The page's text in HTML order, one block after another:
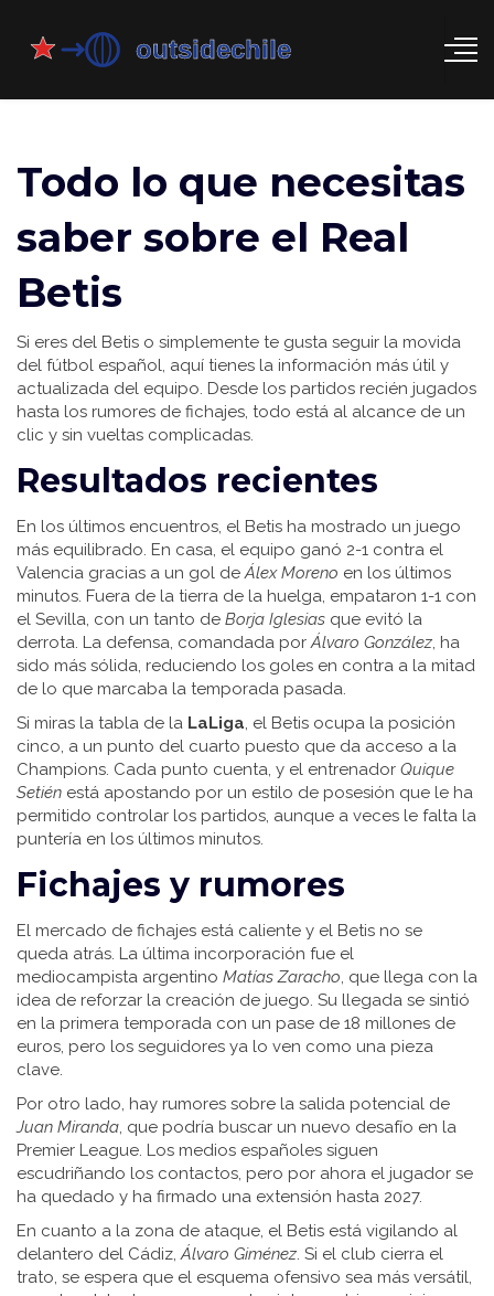
Todo lo que necesitas
saber sobre el Real
Betis
Si eres del Betis o simplemente te gusta seguir la movida
del fútbol español, aquí tienes la información más útil y
actualizada del equipo. Desde los partidos recién jugados
hasta los rumores de fichajes, todo está al alcance de un
clic y sin vueltas complicadas.
Resultados recientes
En los últimos encuentros, el Betis ha mostrado un juego
más equilibrado. En casa, el equipo ganó 2-1 contra el
Valencia gracias a un gol deÁlex Moreno en los últimos
minutos. Fuera de la tierra de la huelga, empataron 1-1 con
el Sevilla, con un tanto de Borja Iglesias que evitó la
derrota. La defensa, comandada porÁlvaro González, ha
sido más sólida, reduciendo los goles en contra a la mitad
de lo que marcaba la temporada pasada.
Si miras la tabla de la LaLiga, el Betis ocupa la posición
cinco, a un punto del cuarto puesto que da acceso a la
Champions. Cada punto cuenta, y el entrenador Quique
Setién está apostando por un estilo de posesión que le ha
permitido controlar los partidos, aunque a veces le falta la
puntería en los últimos minutos.
Fichajes y rumores
El mercado de fichajes está caliente y el Betis no se
queda atrás. La última incorporación fue el
mediocampista argentino Matías Zaracho, que llega con la
idea de reforzar la creación de juego. Su llegada se sintió
en la primera temporada con un pase de 18 millones de
euros, pero los seguidores ya lo ven como una pieza
clave.
Por otro lado, hay rumores sobre la salida potencial de
Juan Miranda, que podría buscar un nuevo desafío en la
Premier League. Los medios españoles siguen
escudriñando los contactos, pero por ahora el jugador se
ha quedado y ha firmado una extensión hasta 2027.
En cuanto a la zona de ataque, el Betis está vigilando al
delantero del Cádiz,Álvaro Giménez. Si el club cierra el
trato, se espera que el esquema ofensivo sea más versátil,